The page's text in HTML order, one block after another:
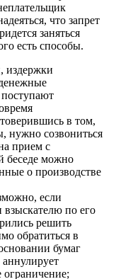
что запрет
заняться
есть способы.
издержки
поступают
в том,
нужно созвониться
прием с
беседе можно
о производстве
если
по его
решить
обратиться в
бумаг
аннулирует
ограничение;